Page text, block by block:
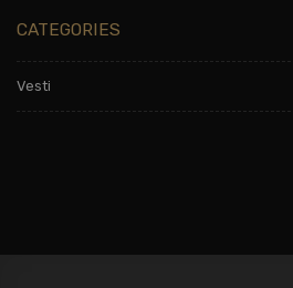
CATEGORIES
Vesti